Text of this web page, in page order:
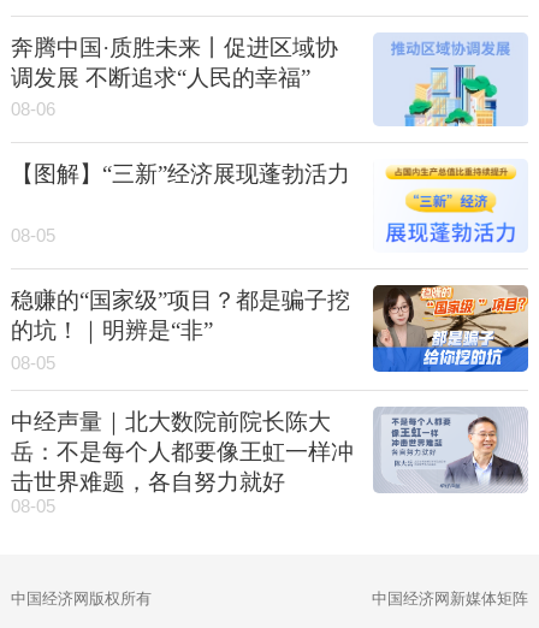
奔腾中国·质胜未来丨促进区域协
调发展 不断追求“人民的幸福”
08-06
【图解】“三新”经济展现蓬勃活力
08-05
稳赚的“国家级”项目？都是骗子挖
的坑！｜明辨是“非”
08-05
中经声量｜北大数院前院长陈大
岳：不是每个人都要像王虹一样冲
击世界难题，各自努力就好
08-05
中国经济网版权所有 中国经济网新媒体矩阵